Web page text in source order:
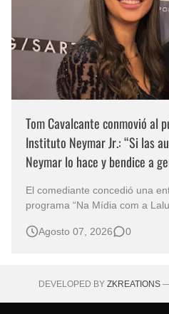
Tom Cavalcante conmovió al
Instituto Neymar Jr.: “Si las
Neymar lo hace y bendice a
El comediante concedió una
programa “Na Mídia com a
eventos benéficos más importantes de
Agosto 07, 2026 0
DEVELOPED BY ZKREATIONS—